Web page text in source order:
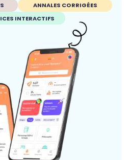
ANNALES CORRIGÉES
INTERACTIFS